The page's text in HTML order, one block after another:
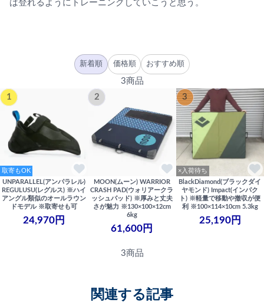
は登れるようにトレーニングしていこうと思う。
新着順 価格順 おすすめ順
3商品
1
取寄もOK
UNPARALLEL(アンパラレル)
REGULUSU(レグルス) ※ハイ
アングル類似のオールラウン
ドモデル ※取寄せも可
24,970円
2
MOON(ムーン) WARRIOR
CRASH PAD(ウォリアークラ
ッシュパッド) ※厚みと丈夫
さが魅力 ※130×100×12cm
6kg
61,600円
3
×入荷待ち
BlackDiamond(ブラックダイ
ヤモンド) Impact(インパク
ト) ※軽量で移動や撤収が便
利 ※100×114×10cm 5.3kg
25,190円
3商品
関連する記事